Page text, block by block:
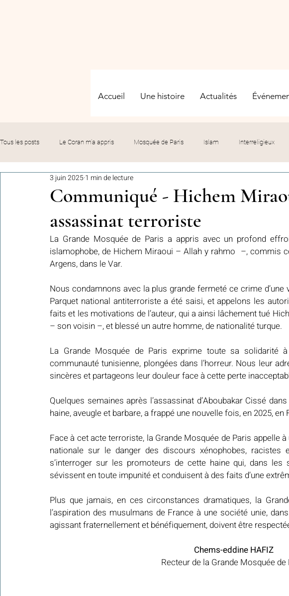
Accueil Une histoire Actualités
Tous les posts Le Coran m’a appris Mosquée de Paris Islam Interreligieux
Evénements Solidarité Formation
commémorations Hommage Fédération GMP
Colonies de vacances Algérie 2024
Le Hadith de la semaine Les Noms et Attributs d'Allah Regard fraternel
Communiqué - Hichem
assassinat terroriste
3 juin 20251 min de lecture
La Grande Mosquée de Paris a appris avec un profond
islamophobe, de Hichem Miraoui – Allah y rahmo  –, commis
Argens, dans le Var.
Nous condamnons avec la plus grande fermeté ce crime
Parquet national antiterroriste a été saisi, et appelons les
faits et les motivations de l’auteur, qui a ainsi lâchement tué
– son voisin –, et blessé un autre homme, de nationalité turque.
La Grande Mosquée de Paris exprime toute sa
communauté tunisienne, plongées dans l’horreur. Nous leur
sincères et partageons leur douleur face à cette perte
Quelques semaines après l’assassinat d’Aboubakar Cissé
haine, aveugle et barbare, a frappé une nouvelle fois, en 2025, en
Face à cet acte terroriste, la Grande Mosquée de Paris appelle
nationale sur le danger des discours xénophobes,
s’interroger sur les promoteurs de cette haine qui, dans les
sévissent en toute impunité et conduisent à des faits d’une
Plus que jamais, en ces circonstances dramatiques, la
l’aspiration des musulmans de France à une société unie,
agissant fraternellement et bénéfiquement, doivent être
Chems-eddine HAFIZ
Recteur de la Grande Mosquée de